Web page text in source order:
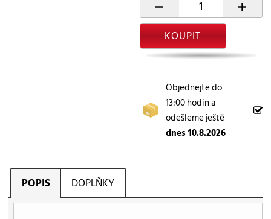
- +
KOUPIT
Objednejte do
13:00 hodin a
odešleme ještě
dnes 10.8.2026
POPIS DOPLŇKY